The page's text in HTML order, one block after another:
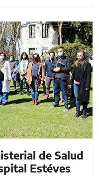
de Salud
Estéves